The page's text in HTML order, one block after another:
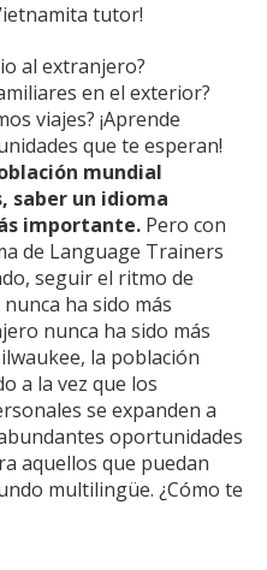
tutor!
al extranjero?
en el exterior?
viajes? ¡Aprende
que te esperan!
mundial
saber un idioma
importante. Pero con
de Language Trainers
seguir el ritmo de
ha sido más
nunca ha sido más
la población
a la vez que los
se expanden a
oportunidades
aquellos que puedan
multilingüe. ¿Cómo te